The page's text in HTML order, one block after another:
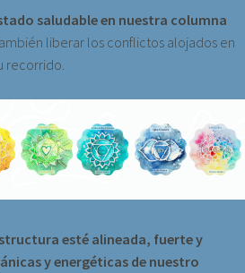
saludable en nuestra columna
liberar los conflictos alojados en
recorrido.
esté alineada, fuerte y
y energéticas de nuestro